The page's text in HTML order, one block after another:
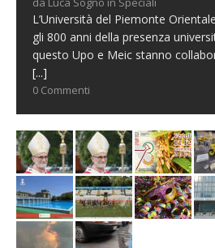
L’Università del Piemonte
gli 800 anni della presenza
questo Upo e Meic stanno
[...]
0 Commenti